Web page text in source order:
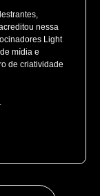
nessa
Light
mídia e
de criatividade